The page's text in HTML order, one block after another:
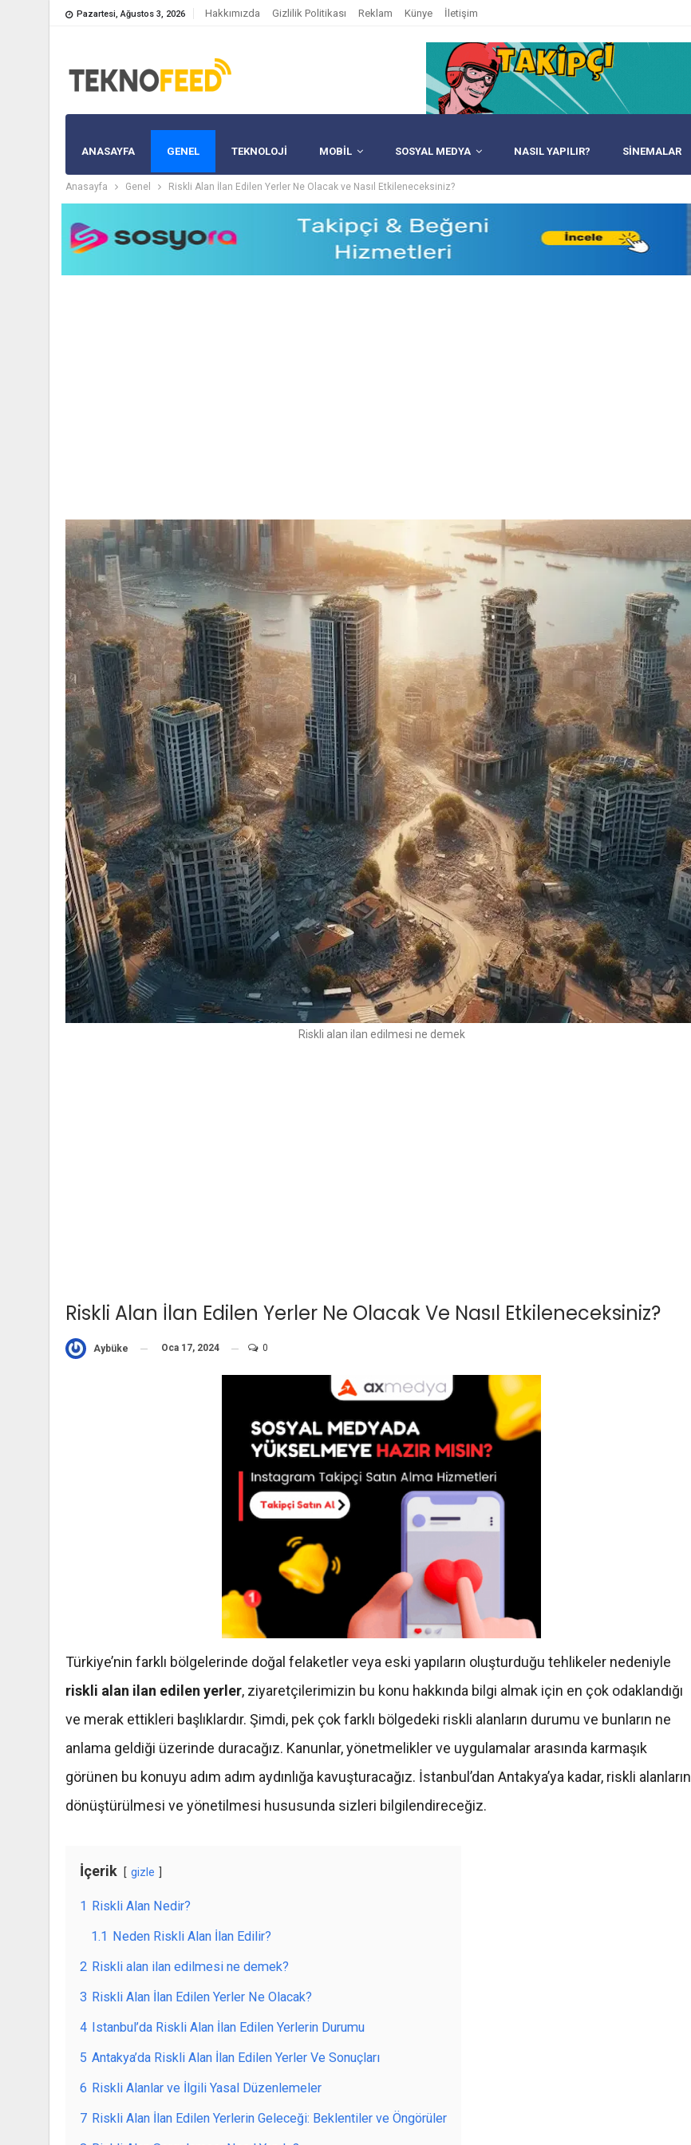
Pazartesi, Ağustos 3, 2026 Hakkımızda Gizlilik Politikası Reklam Künye İletişim
ANASAYFA GENEL TEKNOLOJİ MOBIL SOSYAL MEDYA NASIL YAPILIR? SINEMALAR
Anasayfa Genel Riskli Alan İlan Edilen Yerler Ne Olacak ve Nasıl Etkileneceksiniz?
Riskli alan ilan edilmesi ne demek
Riskli Alan İlan Edilen Yerler Ne Olacak Ve Nasıl Etkileneceksiniz?
Aybüke Oca 17, 2024 0
Türkiye’nin farklı bölgelerinde doğal felaketler veya eski yapıların oluşturduğu tehlikeler nedeniyle
riskli alan ilan edilen yerler, ziyaretçilerimizin bu konu hakkında bilgi almak için en çok odaklandığı
ve merak ettikleri başlıklardır. Şimdi, pek çok farklı bölgedeki riskli alanların durumu ve bunların ne
anlama geldiği üzerinde duracağız. Kanunlar, yönetmelikler ve uygulamalar arasında karmaşık
görünen bu konuyu adım adım aydınlığa kavuşturacağız. İstanbul’dan Antakya’ya kadar, riskli alanların
dönüştürülmesi ve yönetilmesi hususunda sizleri bilgilendireceğiz.
İçerik gizle
1
Riskli Alan Nedir?
1.1
Neden Riskli Alan İlan Edilir?
2 Riskli alan ilan edilmesi ne demek?
3 Riskli Alan İlan Edilen Yerler Ne Olacak?
4
Istanbul’da Riskli Alan İlan Edilen Yerlerin Durumu
5 Antakya’da Riskli Alan İlan Edilen Yerler Ve Sonuçları
6 Riskli Alanlar ve İlgili Yasal Düzenlemeler
7 Riskli Alan İlan Edilen Yerlerin Geleceği: Beklentiler ve Öngörüler